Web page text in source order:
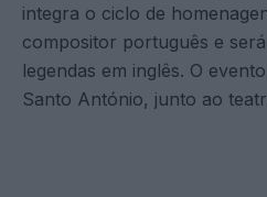
integra o ciclo de
compositor português e
legendas em inglês. O
Santo António, junto ao